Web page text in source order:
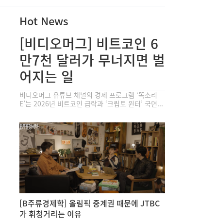
Hot News
[비디오머그] 비트코인 6
만7천 달러가 무너지면 벌
어지는 일
비디오머그 유튜브 채널의 경제 프로그램 ‘똑소리
E’는 2026년 비트코인 급락과 ‘크립토 윈터’ 국면...
[B주류경제학] 올림픽 중계권 때문에 JTBC
가 휘청거리는 이유